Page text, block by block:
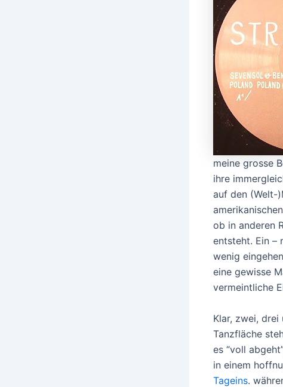
meine grosse
ihre
auf den (Welt-
ob in anderen
entsteht. Ein –
wenig
eine gewisse
vermeintliche
Klar, zwei,
Tanzfläche
es “voll
in einem
Tageins.